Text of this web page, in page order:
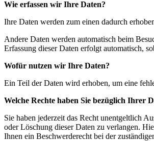
Wie erfassen wir Ihre Daten?
Ihre Daten werden zum einen dadurch
Andere Daten werden automatisch beim
Erfassung dieser Daten erfolgt automatisch,
Wofür nutzen wir Ihre Daten?
Ein Teil der Daten wird erhoben, um eine
Welche Rechte haben Sie bezüglich Ihrer
Sie haben jederzeit das Recht unentgeltlich
oder Löschung dieser Daten zu verlangen.
Ihnen ein Beschwerderecht bei der